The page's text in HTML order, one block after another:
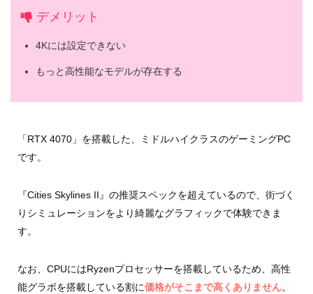
デメリット
4Kには設定できない
もっと高性能なモデルが存在する
「RTX 4070」を搭載した、ミドルハイクラスのゲーミングPC
です。
『Cities Skylines II』の推奨スペックを超えているので、街づく
りシミュレーションをより綺麗なグラフィックで体験できま
す。
なお、CPUにはRyzenプロセッサーを搭載しているため、高性
能グラボを搭載している割に価格がそこまで高くありません。